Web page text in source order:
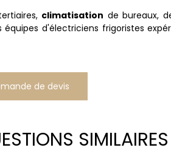
climatisation de bureaux,
d'électriciens frigoristes
de devis
SIMILAIRES